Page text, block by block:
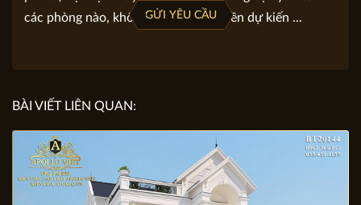
Gợi ý viết yêu cầu: Địa chỉ khu đất, diện tích đất, mặt
BÀI VIẾT LIÊN QUAN: